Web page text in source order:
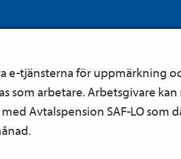
e-tjänsterna för upp­märkning
som arbetare. Arbetsgivare
Avtals­pension SAF-LO som